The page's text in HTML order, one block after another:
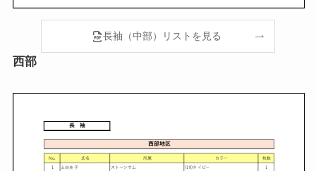
長袖（中部）リストを見る
西部